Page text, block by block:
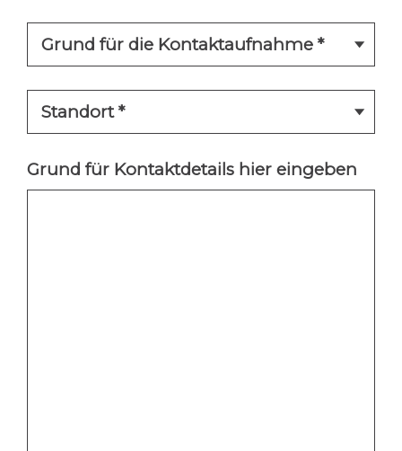
Grund für Kontaktdetails hier eingeben